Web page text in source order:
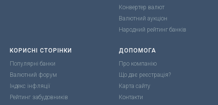
Конвертер валют
Валютний аукціон
Народний рейтинг банків
КОРИСНІ СТОРІНКИ
Популярні банки
Валютний форум
Індекс інфляції
Рейтинг забудовників
ДОПОМОГА
Про компанію
Що дає реєстрація?
Карта сайту
Контакти